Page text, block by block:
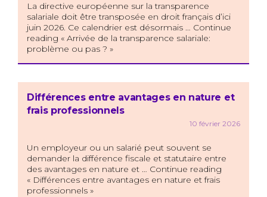
La directive européenne sur la transparence
salariale doit être transposée en droit français d’ici
juin 2026. Ce calendrier est désormais … Continue
reading « Arrivée de la transparence salariale:
problème ou pas ? »
Différences entre avantages en nature et
frais professionnels
10 février 2026
Un employeur ou un salarié peut souvent se
demander la différence fiscale et statutaire entre
des avantages en nature et … Continue reading
« Différences entre avantages en nature et frais
professionnels »